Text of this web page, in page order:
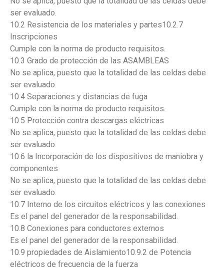
ser evaluado.
10.2 Resistencia de los materiales y partes10.2.7
Inscripciones
Cumple con la norma de producto requisitos.
10.3 Grado de protección de las ASAMBLEAS
No se aplica, puesto que la totalidad de las celdas debe
ser evaluado.
10.4 Separaciones y distancias de fuga
Cumple con la norma de producto requisitos.
10.5 Protección contra descargas eléctricas
No se aplica, puesto que la totalidad de las celdas debe
ser evaluado.
10.6 la Incorporación de los dispositivos de maniobra y
componentes
No se aplica, puesto que la totalidad de las celdas debe
ser evaluado.
10.7 Interno de los circuitos eléctricos y las conexiones
Es el panel del generador de la responsabilidad.
10.8 Conexiones para conductores externos
Es el panel del generador de la responsabilidad.
10.9 propiedades de Aislamiento10.9.2 de Potencia
eléctricos de frecuencia de la fuerza